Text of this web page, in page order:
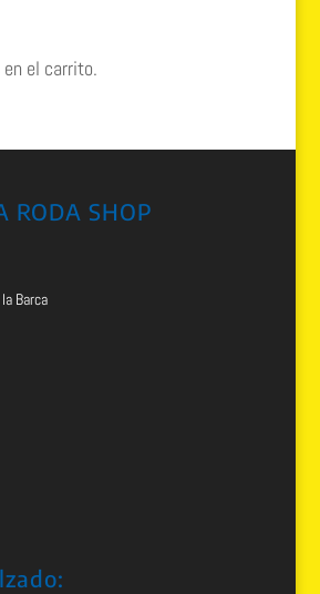
el carrito.
RODA SHOP
Barca